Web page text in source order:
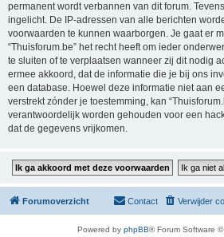
permanent wordt verbannen van dit forum.
ingelicht. De IP-adressen van alle berichten
voorwaarden te kunnen waarborgen. Je gaat er
“Thuisforum.be” het recht heeft om ieder
te sluiten of te verplaatsen wanneer zij dit nodig
ermee akkoord, dat de informatie die je bij ons
een database. Hoewel deze informatie niet aan
verstrekt zónder je toestemming, kan
verantwoordelijk worden gehouden voor een
dat de gegevens vrijkomen.
Forumoverzicht Verwijder
Contact
Powered by phpBB® Forum Software